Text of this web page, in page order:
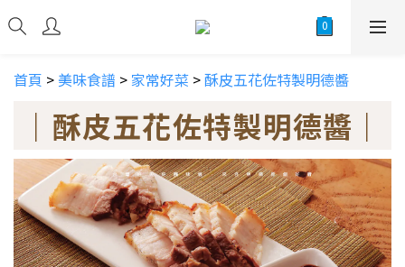
首頁 > 美味食譜 > 家常好菜 >酥皮五花佐特製明德醬
｜酥皮五花佐特製明德醬｜